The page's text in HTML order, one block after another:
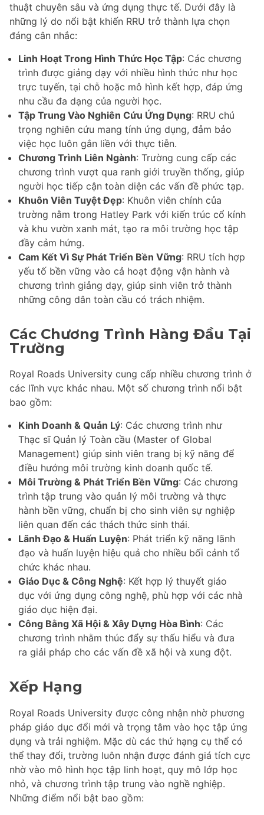
thuật chuyên sâu và ứng dụng thực tế. Dưới đây là
những lý do nổi bật khiến RRU trở thành lựa chọn
đáng cân nhắc:
Linh Hoạt Trong Hình Thức Học Tập: Các chương
trình được giảng dạy với nhiều hình thức như học
trực tuyến, tại chỗ hoặc mô hình kết hợp, đáp ứng
nhu cầu đa dạng của người học.
Tập Trung Vào Nghiên Cứu Ứng Dụng: RRU chú
trọng nghiên cứu mang tính ứng dụng, đảm bảo
việc học luôn gắn liền với thực tiễn.
Chương Trình Liên Ngành: Trường cung cấp các
chương trình vượt qua ranh giới truyền thống, giúp
người học tiếp cận toàn diện các vấn đề phức tạp.
Khuôn Viên Tuyệt Đẹp: Khuôn viên chính của
trường nằm trong Hatley Park với kiến trúc cổ kính
và khu vườn xanh mát, tạo ra môi trường học tập
đầy cảm hứng.
Cam Kết Vì Sự Phát Triển Bền Vững: RRU tích hợp
yếu tố bền vững vào cả hoạt động vận hành và
chương trình giảng dạy, giúp sinh viên trở thành
những công dân toàn cầu có trách nhiệm.
Các Chương Trình Hàng Đầu Tại
Trường
Royal Roads University cung cấp nhiều chương trình ở
các lĩnh vực khác nhau. Một số chương trình nổi bật
bao gồm:
Kinh Doanh & Quản Lý: Các chương trình như
Thạc sĩ Quản lý Toàn cầu (Master of Global
Management) giúp sinh viên trang bị kỹ năng để
điều hướng môi trường kinh doanh quốc tế.
Môi Trường & Phát Triển Bền Vững: Các chương
trình tập trung vào quản lý môi trường và thực
hành bền vững, chuẩn bị cho sinh viên sự nghiệp
liên quan đến các thách thức sinh thái.
Lãnh Đạo & Huấn Luyện: Phát triển kỹ năng lãnh
đạo và huấn luyện hiệu quả cho nhiều bối cảnh tổ
chức khác nhau.
Giáo Dục & Công Nghệ: Kết hợp lý thuyết giáo
dục với ứng dụng công nghệ, phù hợp với các nhà
giáo dục hiện đại.
Công Bằng Xã Hội & Xây Dựng Hòa Bình: Các
chương trình nhằm thúc đẩy sự thấu hiểu và đưa
ra giải pháp cho các vấn đề xã hội và xung đột.
Xếp Hạng
Royal Roads University được công nhận nhờ phương
pháp giáo dục đổi mới và trọng tâm vào học tập ứng
dụng và trải nghiệm. Mặc dù các thứ hạng cụ thể có
thể thay đổi, trường luôn nhận được đánh giá tích cực
nhờ vào mô hình học tập linh hoạt, quy mô lớp học
nhỏ, và chương trình tập trung vào nghề nghiệp.
Những điểm nổi bật bao gồm: